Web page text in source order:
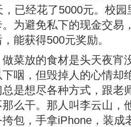
已经花了5000元。校
为避免私下的现金交易
能获得500元奖励。
菜放的食材是头天夜宵
咽，但毁掉人的心情却
是想尽各种方式，跟老
么干。那人叫李云山，
包，手拿iPhone，装